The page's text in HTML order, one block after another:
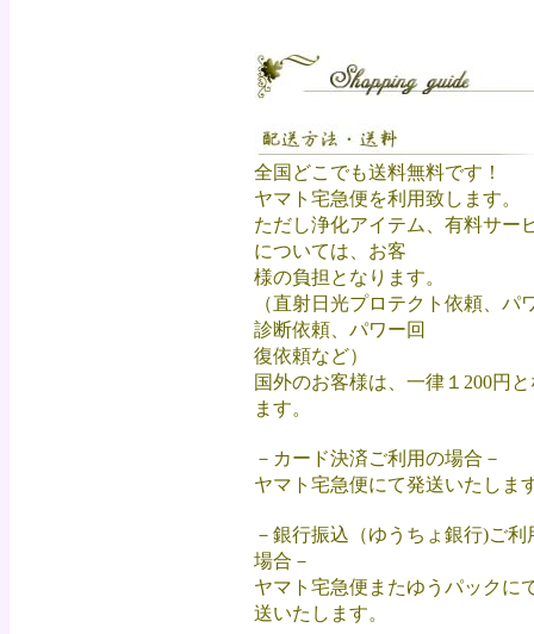
全国どこでも送料無料です！
ヤマト宅急便を利用致します。
ただし浄化アイテム、有料サー
については、お客
様の負担となります。
（直射日光プロテクト依頼、パ
診断依頼、パワー回
復依頼など）
国外のお客様は、一律１200円
ます。
－カード決済ご利用の場合－
ヤマト宅急便にて発送いたしま
－銀行振込（ゆうちょ銀行)ご利
場合－
ヤマト宅急便またゆうパックに
送いたします。